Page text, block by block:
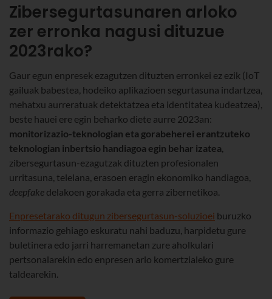
Zibersegurtasunaren arloko
zer erronka nagusi dituzue
2023rako?
Gaur egun enpresek ezagutzen dituzten erronkei ez ezik (IoT
gailuak babestea, hodeiko aplikazioen segurtasuna indartzea,
mehatxu aurreratuak detektatzea eta identitatea kudeatzea),
beste hauei ere egin beharko diete aurre 2023an:
monitorizazio-teknologian eta gorabeherei erantzuteko
teknologian inbertsio handiagoa egin behar izatea,
zibersegurtasun-ezagutzak dituzten profesionalen
urritasuna, telelana, erasoen eragin ekonomiko handiagoa,
deepfake delakoen gorakada eta gerra zibernetikoa.
Enpresetarako ditugun zibersegurtasun-soluzioei buruzko
informazio gehiago eskuratu nahi baduzu, harpidetu gure
buletinera edo jarri harremanetan zure aholkulari
pertsonalarekin edo enpresen arlo komertzialeko gure
taldearekin.